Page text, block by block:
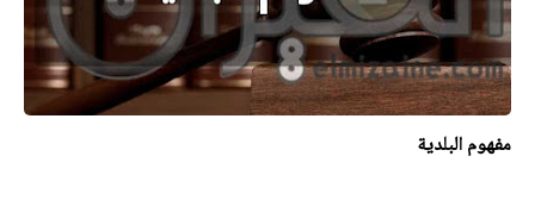
مفهوم البلدية